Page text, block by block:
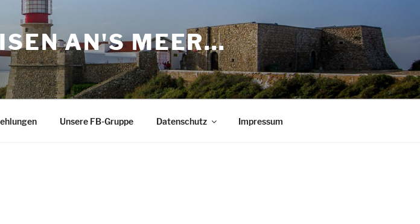
AN'S MEER…
Unsere FB-Gruppe Datenschutz Impressum